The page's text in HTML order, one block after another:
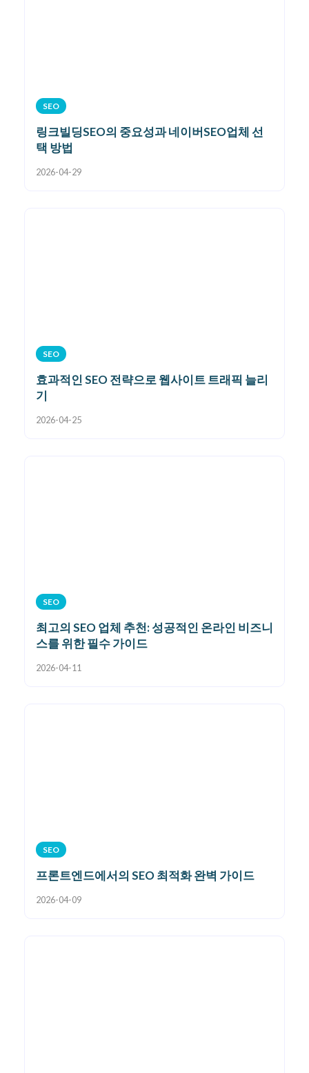
SEO
링크빌딩SEO의 중요성과 네이버SEO업체 선
택 방법
2026-04-29
SEO
효과적인 SEO 전략으로 웹사이트 트래픽 늘리
기
2026-04-25
SEO
최고의 SEO 업체 추천: 성공적인 온라인 비즈니
스를 위한 필수 가이드
2026-04-11
SEO
프론트엔드에서의 SEO 최적화 완벽 가이드
2026-04-09